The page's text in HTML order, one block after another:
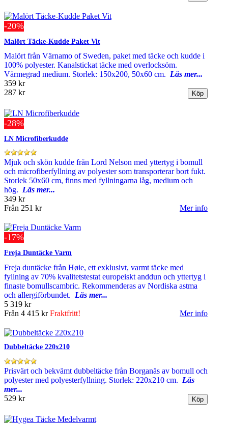
-20%
Malört Täcke-Kudde Paket Vit
Malört från Värnamo of Sweden, paket med täcke och kudde i
100% polyester. Kanalstickat täcke med overlocksöm.
Värmegrad medium. Storlek: 150x200, 50x60 cm. Läs mer...
359 kr
287 kr
-28%
LN Microfiberkudde
Mjuk och skön kudde från Lord Nelson med yttertyg i bomull
och microfiberfyllning av polyester som transporterar bort fukt.
Storlek 50x60 cm, finns med fyllningarna låg, medium och
hög. Läs mer...
349 kr
Från 251 kr Mer info
-17%
Freja Duntäcke Varm
Freja duntäcke från Høie, ett exklusivt, varmt täcke med
fyllning av 70% kvalitetstestat europeiskt anddun och yttertyg i
finaste bomullscambric. Rekommenderas av Nordiska astma
och allergiförbundet. Läs mer...
5 319 kr
Från 4 415 krFraktfritt! Mer info
Dubbeltäcke 220x210
Prisvärt och bekvämt dubbeltäcke från Borganäs av bomull och
polyester med polyesterfyllning. Storlek: 220x210 cm. Läs
mer...
529 kr